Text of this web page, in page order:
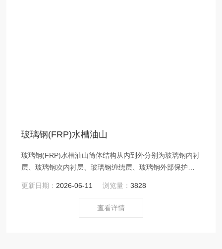
玻璃钢(FRP)水槽油山
玻璃钢(FRP)水槽油山筒体结构从内到外分别为玻璃钢内衬
层、玻璃钢次内衬层、玻璃钢缠绕层、玻璃钢外部保护
更新日期： 2026-06-11 浏览量：3828
查看详情